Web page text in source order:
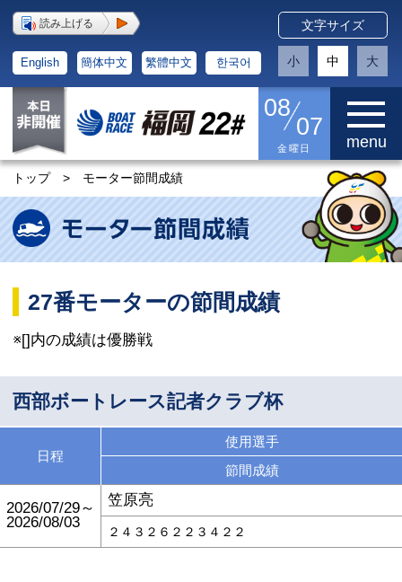
読み上げる
English 簡体中文 繁體中文 한국어
文字サイズ
小 中 大
08
07
金曜日 menu
トップ > モーター節間成績
27番モーターの節間成績
※[]内の成績は優勝戦
西部ボートレース記者クラブ杯
日程
使用選手
節間成績
2026/07/29～
2026/08/03
笠原亮
２４３２６２２３４２２